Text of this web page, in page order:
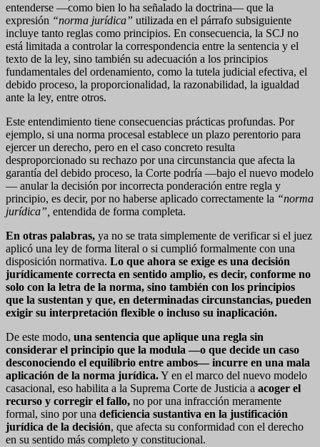
entenderse —como bien lo ha señalado la doctrina— que la
expresión “norma jurídica” utilizada en el párrafo subsiguiente
incluye tanto reglas como principios. En consecuencia, la SCJ no
está limitada a controlar la correspondencia entre la sentencia y el
texto de la ley, sino también su adecuación a los principios
fundamentales del ordenamiento, como la tutela judicial efectiva, el
debido proceso, la proporcionalidad, la razonabilidad, la igualdad
ante la ley, entre otros.
Este entendimiento tiene consecuencias prácticas profundas. Por
ejemplo, si una norma procesal establece un plazo perentorio para
ejercer un derecho, pero en el caso concreto resulta
desproporcionado su rechazo por una circunstancia que afecta la
garantía del debido proceso, la Corte podría —bajo el nuevo modelo
— anular la decisión por incorrecta ponderación entre regla y
principio, es decir, por no haberse aplicado correctamente la “norma
jurídica”, entendida de forma completa.
En otras palabras, ya no se trata simplemente de verificar si el juez
aplicó una ley de forma literal o si cumplió formalmente con una
disposición normativa. Lo que ahora se exige es una decisión
jurídicamente correcta en sentido amplio, es decir, conforme no
solo con la letra de la norma, sino también con los principios
que la sustentan y que, en determinadas circunstancias, pueden
exigir su interpretación flexible o incluso su inaplicación.
De este modo, una sentencia que aplique una regla sin
considerar el principio que la modula —o que decide un caso
desconociendo el equilibrio entre ambos— incurre en una mala
aplicación de la norma jurídica.Y en el marco del nuevo modelo
casacional, eso habilita a la Suprema Corte de Justicia a acoger el
recurso y corregir el fallo, no por una infracción meramente
formal, sino por una deficiencia sustantiva en la justificación
jurídica de la decisión, que afecta su conformidad con el derecho
en su sentido más completo y constitucional.